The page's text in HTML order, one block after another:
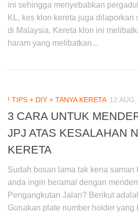
ini sehingga menyebabkan
KL, kes klon kereta juga dilaporkan
di Malaysia. Kereta klon ini
haram yang melibatkan...
! TIPS + DIY + TANYA KERETA 12
3 CARA UNTUK
JPJ ATAS KESALAHAN
KERETA
Sudah bosan lama tak kena saman
anda ingin beramal dengan
Pengangkutan Jalan? Berikut
Gunakan plate number holder